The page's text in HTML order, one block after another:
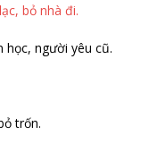
bỏ nhà đi.
học, người yêu cũ.
trốn.